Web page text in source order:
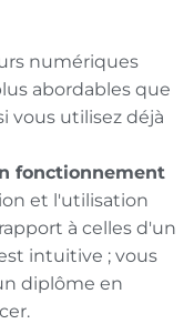
numériques
abordables que
vous utilisez déjà
fonctionnement
et l'utilisation
à celles d'un
intuitive ; vous
diplôme en